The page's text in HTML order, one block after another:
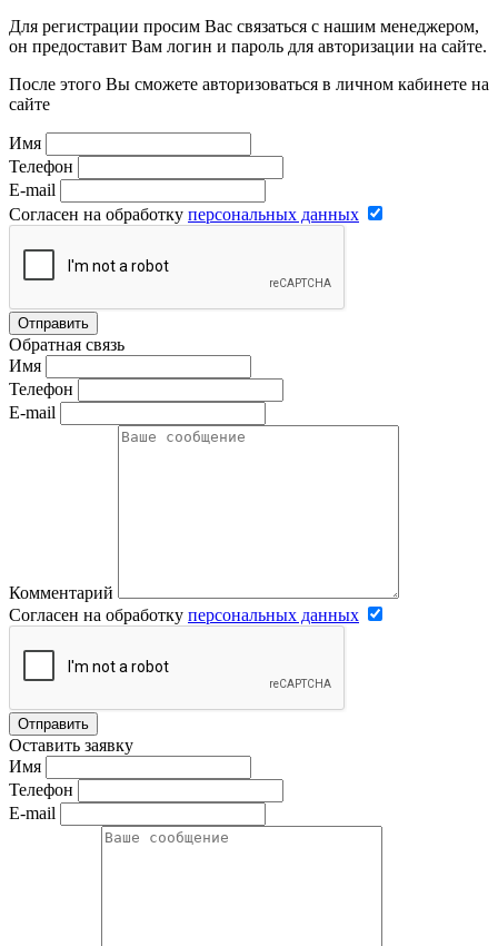
Для регистрации просим Вас связаться с нашим менеджером,
он предоставит Вам логин и пароль для авторизации на сайте.
После этого Вы сможете авторизоваться в личном кабинете на
сайте
Имя
Телефон
E-mail
Согласен на обработку персональных данных
Отправить
Обратная связь
Имя
Телефон
E-mail
Комментарий
Согласен на обработку персональных данных
Отправить
Оставить заявку
Имя
Телефон
E-mail